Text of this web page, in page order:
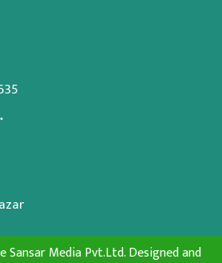
Media Pvt.Ltd. Designed and